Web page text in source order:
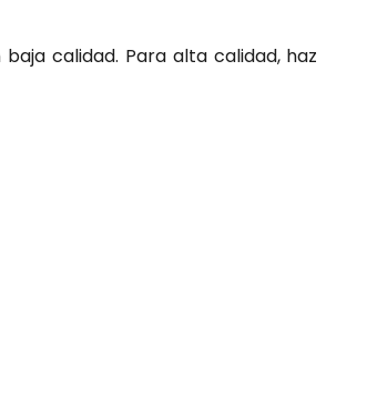
calidad. Para alta calidad, haz